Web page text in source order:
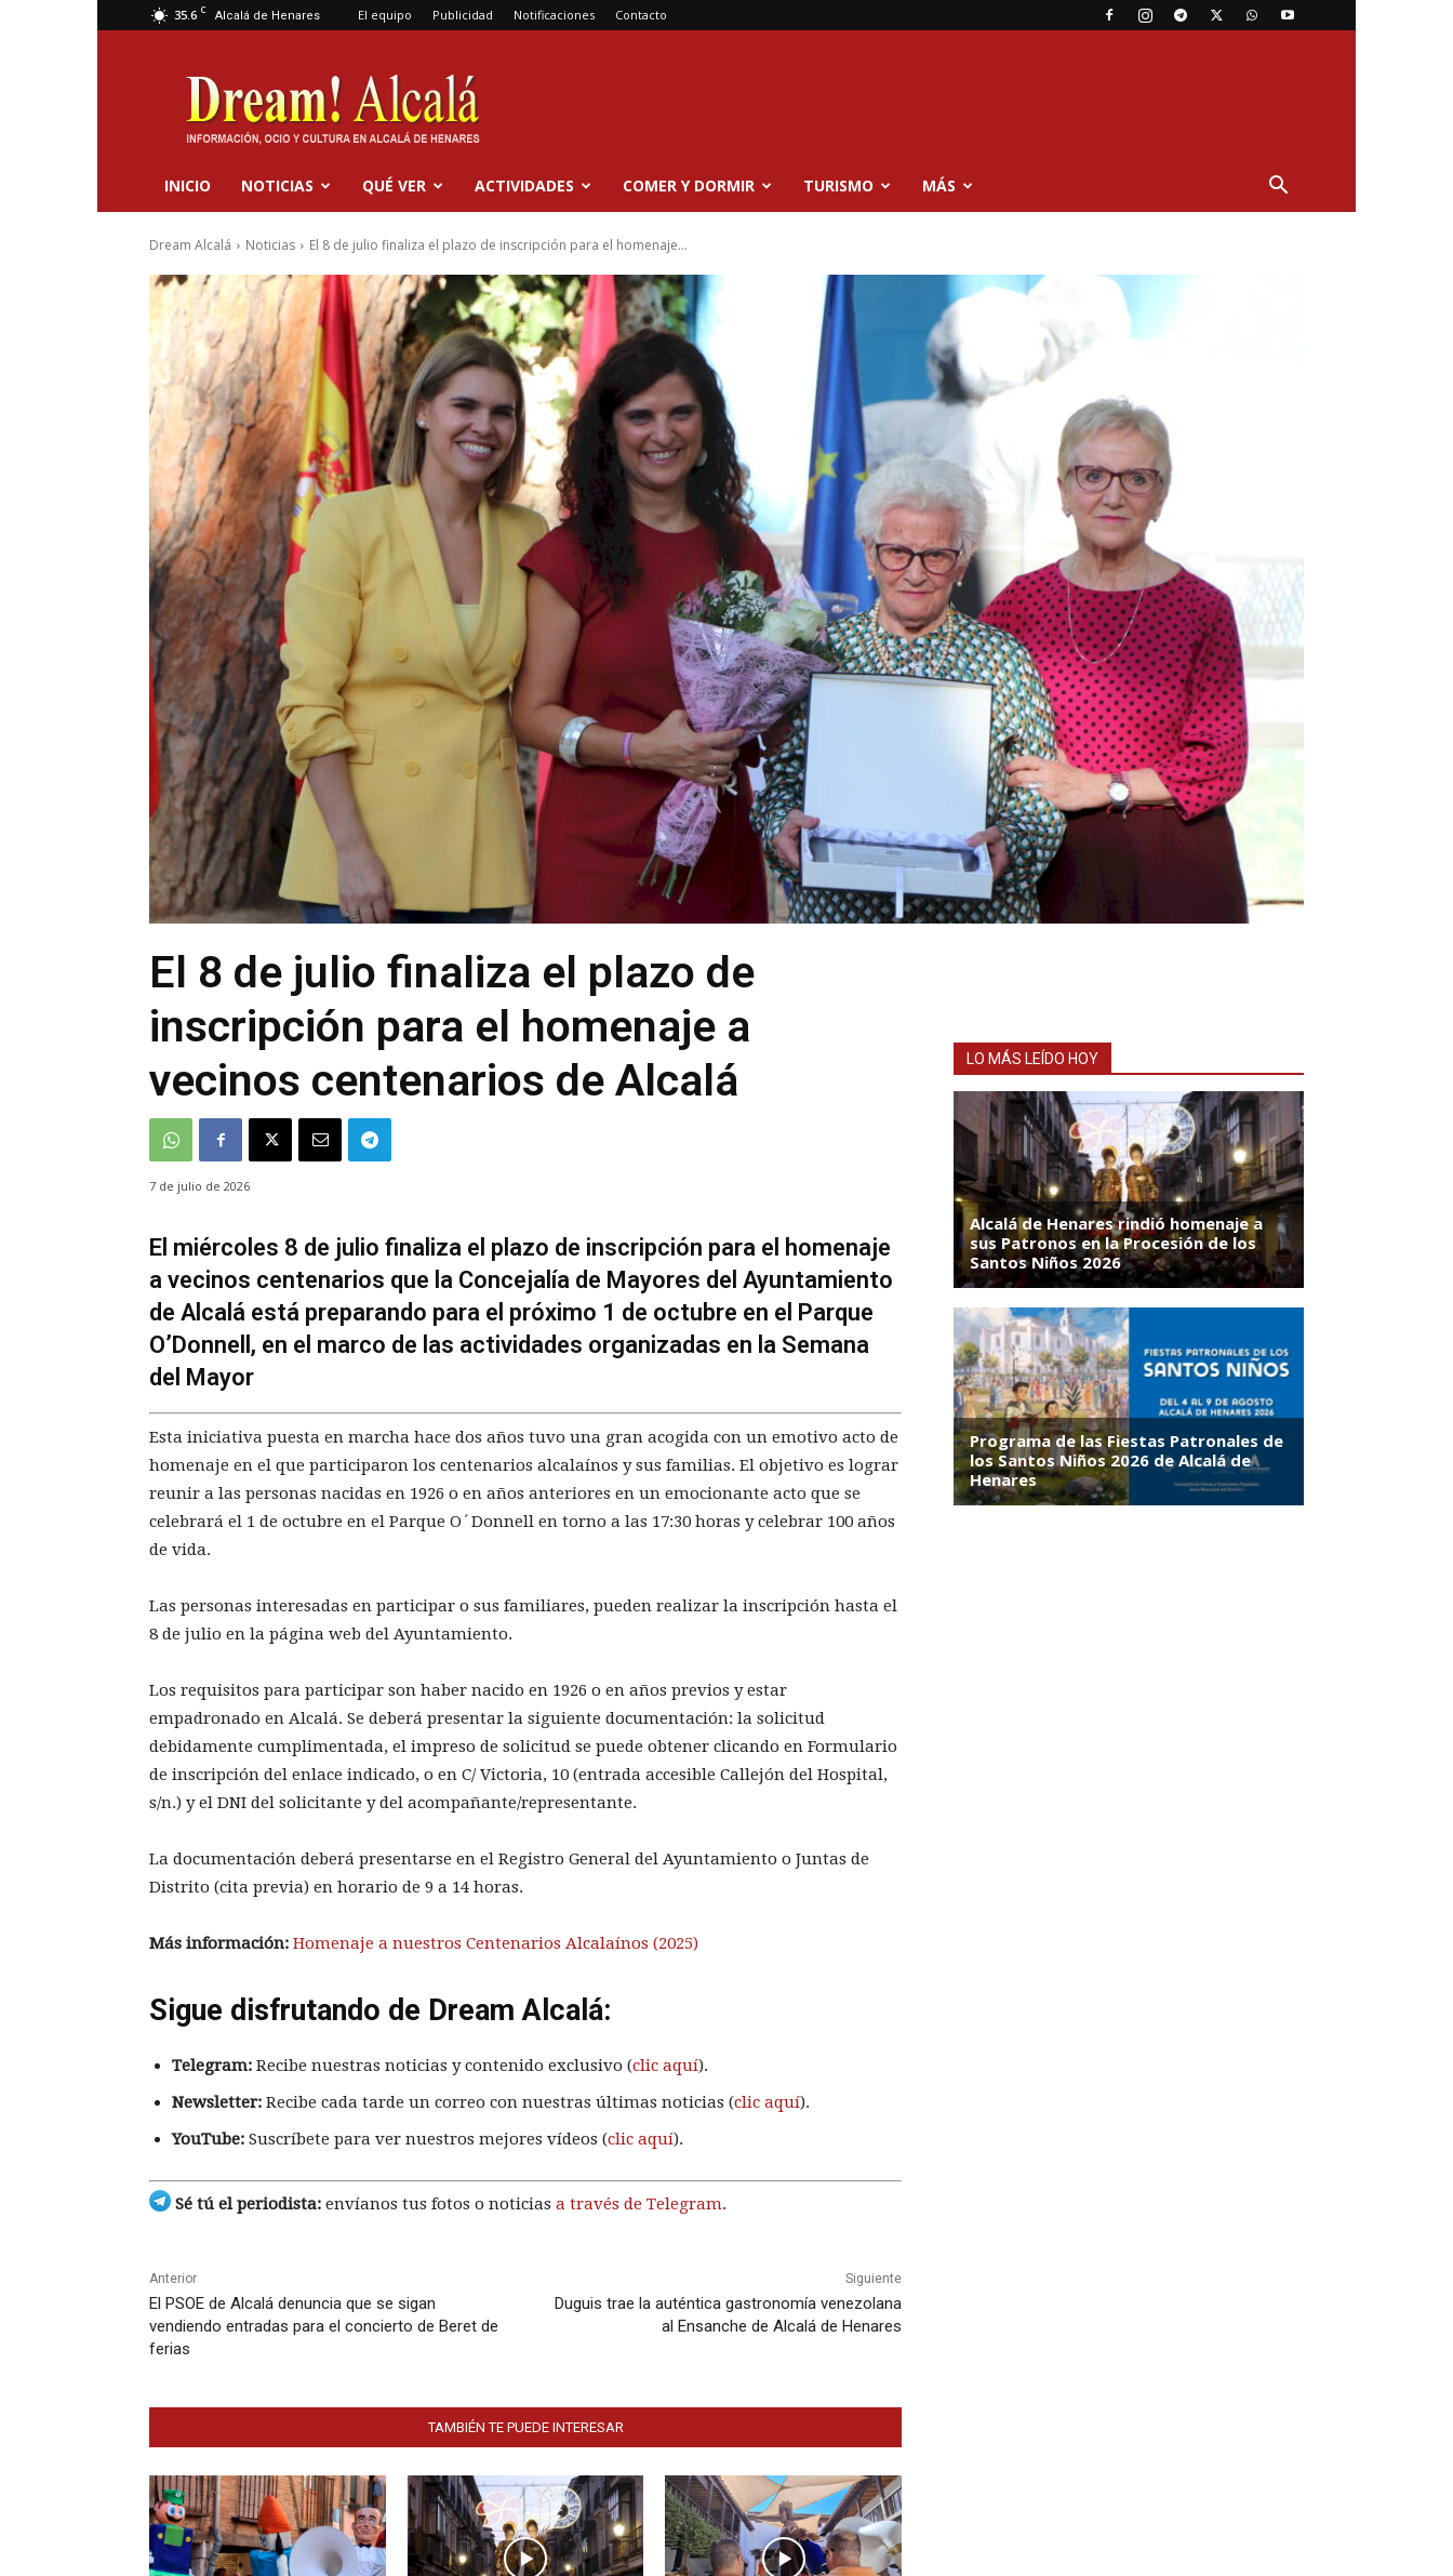
35.6 C Alcalá de Henares El equipo Publicidad Notificaciones Contacto
Dream
Alcalá
INICIO NOTICIAS QUÉ VER ACTIVIDADES COMER Y DORMIR TURISMO MÁS
Dream Alcalá Noticias El 8 de julio finaliza el plazo de inscripción para el homenaje...
El 8 de julio finaliza el plazo de
inscripción para el homenaje a
vecinos centenarios de Alcalá
7 de julio de 2026
El miércoles 8 de julio finaliza el plazo de inscripción para el homenaje
a vecinos centenarios que la Concejalía de Mayores del Ayuntamiento
de Alcalá está preparando para el próximo 1 de octubre en el Parque
O’Donnell, en el marco de las actividades organizadas en la Semana
del Mayor
Esta iniciativa puesta en marcha hace dos años tuvo una gran acogida con un emotivo acto de
homenaje en el que participaron los centenarios alcalaínos y sus familias. El objetivo es lograr
reunir a las personas nacidas en 1926 o en años anteriores en un emocionante acto que se
celebrará el 1 de octubre en el Parque O´Donnell en torno a las 17:30 horas y celebrar 100 años
de vida.
Las personas interesadas en participar o sus familiares, pueden realizar la inscripción hasta el
8 de julio en la página web del Ayuntamiento.
Los requisitos para participar son haber nacido en 1926 o en años previos y estar
empadronado en Alcalá. Se deberá presentar la siguiente documentación: la solicitud
debidamente cumplimentada, el impreso de solicitud se puede obtener clicando en Formulario
de inscripción del enlace indicado, o en C/ Victoria, 10 (entrada accesible Callejón del Hospital,
s/n.) y el DNI del solicitante y del acompañante/representante.
La documentación deberá presentarse en el Registro General del Ayuntamiento o Juntas de
Distrito (cita previa) en horario de 9 a 14 horas.
Más información: Homenaje a nuestros Centenarios Alcalaínos (2025)
Sigue disfrutando de Dream Alcalá:
Telegram: Recibe nuestras noticias y contenido exclusivo (clic aquí).
Newsletter: Recibe cada tarde un correo con nuestras últimas noticias (clic aquí).
YouTube: Suscríbete para ver nuestros mejores vídeos (clic aquí).
Sé tú el periodista: envíanos tus fotos o noticias a través de Telegram.
Anterior
El PSOE de Alcalá denuncia que se sigan
vendiendo entradas para el concierto de Beret de
ferias
Siguiente
Duguis trae la auténtica gastronomía venezolana
al Ensanche de Alcalá de Henares
TAMBIÉN TE PUEDE INTERESAR
LO MÁS LEÍDO HOY